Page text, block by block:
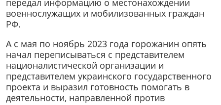
передал информацию о местонахождении
военнослужащих и мобилизованных граждан
РФ.
А с мая по ноябрь 2023 года горожанин опять
начал переписываться с представителем
националистической организации и
представителем украинского государственного
проекта и выразил готовность помогать в
деятельности, направленной против